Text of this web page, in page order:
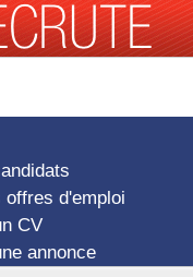
offres d'emploi
CV
annonce